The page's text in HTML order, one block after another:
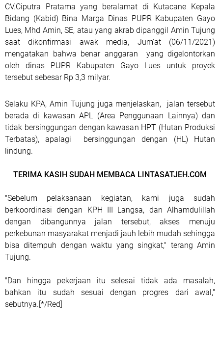
CV.Ciputra Pratama yang beralamat di Kutacane Kepala
Bidang (Kabid) Bina Marga Dinas PUPR Kabupaten Gayo
Lues, Mhd Amin, SE, atau yang akrab dipanggil Amin Tujung
saat dikonfirmasi awak media, Jum'at (06/11/2021)
mengatakan bahwa benar anggaran yang digelontorkan
oleh dinas PUPR Kabupaten Gayo Lues untuk proyek
tersebut sebesar Rp 3,3 milyar.
Selaku KPA, Amin Tujung juga menjelaskan, jalan tersebut
berada di kawasan APL (Area Penggunaan Lainnya) dan
tidak bersinggungan dengan kawasan HPT (Hutan Produksi
Terbatas), apalagi bersinggungan dengan (HL) Hutan
lindung.
TERIMA KASIH SUDAH MEMBACA LINTASATJEH.COM
"Sebelum pelaksanaan kegiatan, kami juga sudah
berkoordinasi dengan KPH III Langsa, dan Alhamdulillah
dengan dibangunnya jalan tersebut, akses menuju
perkebunan masyarakat menjadi jauh lebih mudah sehingga
bisa ditempuh dengan waktu yang singkat," terang Amin
Tujung.
"Dan hingga pekerjaan itu selesai tidak ada masalah,
bahkan itu sudah sesuai dengan progres dari awal,"
sebutnya.[*/Red]